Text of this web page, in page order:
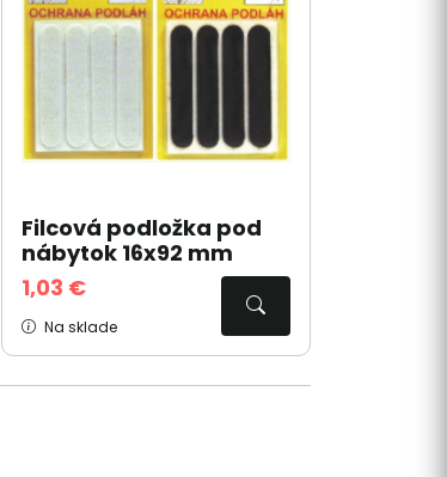
Filcová podložka pod
nábytok 16x92 mm
1,03 €
Na sklade